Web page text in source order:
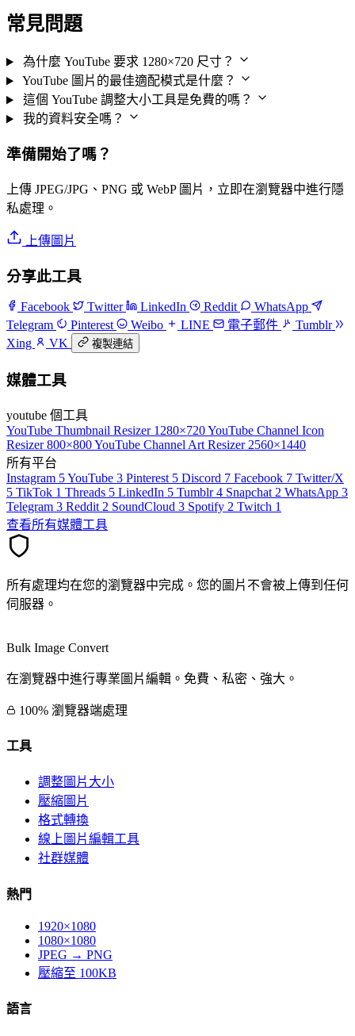
常見問題
為什麼 YouTube 要求 1280×720 尺寸？
YouTube 圖片的最佳適配模式是什麼？
這個 YouTube 調整大小工具是免費的嗎？
我的資料安全嗎？
準備開始了嗎？
上傳 JPEG/JPG、PNG 或 WebP 圖片，立即在瀏覽器中進行隱
私處理。
上傳圖片
分享此工具
Facebook Twitter LinkedIn Reddit
WhatsApp
Telegram
Pinterest Weibo LINE 電子郵件
Tumblr
Xing
VK 複製連結
媒體工具
youtube 個工具
YouTube Thumbnail Resizer 1280×720YouTube Channel Icon
Resizer 800×800YouTube Channel Art Resizer 2560×1440
所有平台
Instagram 5YouTube 3 Pinterest 5 Discord 7 Facebook 7 Twitter/X
5 TikTok 1 Threads 5 LinkedIn 5 Tumblr 4 Snapchat 2 WhatsApp 3
Telegram 3 Reddit 2 SoundCloud 3 Spotify 2 Twitch 1
查看所有媒體工具
所有處理均在您的瀏覽器中完成。您的圖片不會被上傳到任何
伺服器。
Bulk Image Convert
在瀏覽器中進行專業圖片編輯。免費、私密、強大。
100% 瀏覽器端處理
工具
調整圖片大小
壓縮圖片
格式轉換
線上圖片編輯工具
社群媒體
熱門
1920×1080
1080×1080
JPEG → PNG
壓縮至 100KB
語言